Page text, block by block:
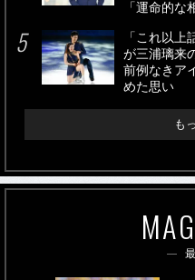
「運命的な
「これ以
が三浦璃来
前例なきア
めた思い
も